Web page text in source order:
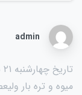
admin
میوه و تره بار